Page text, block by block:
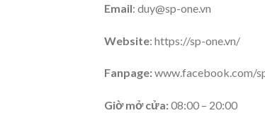
Email: duy@sp-one.vn
Website: https://sp-one.vn/
Fanpage:www.facebook.com/
Giờ mở cửa:08:00 – 20:00